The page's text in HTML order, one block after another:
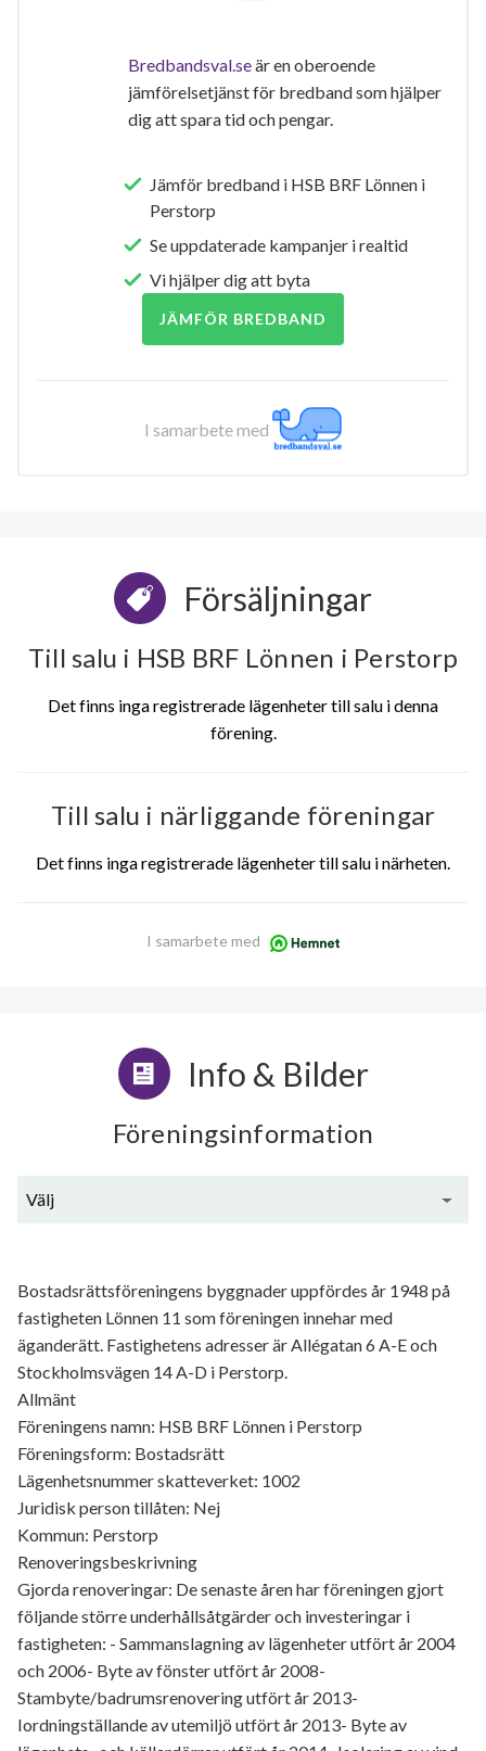
Bredbandsval.seär en oberoende
jämförelsetjänst för bredband som hjälper
dig att spara tid och pengar.
Jämför bredband i HSB BRF Lönnen i
Perstorp
Se uppdaterade kampanjer i realtid
Vi hjälper dig att byta
JÄMFÖR BREDBAND
I samarbete med
Försäljningar
Till salu i HSB BRF Lönnen i Perstorp
Det finns inga registrerade lägenheter till salu i denna
förening.
Till salu i närliggande föreningar
Det finns inga registrerade lägenheter till salu i närheten.
I samarbete med
Info & Bilder
Föreningsinformation
Välj
Bostadsrättsföreningens byggnader uppfördes år 1948 på
fastigheten Lönnen 11 som föreningen innehar med
äganderätt. Fastighetens adresser är Allégatan 6 A-E och
Stockholmsvägen 14 A-D i Perstorp.
Allmänt
Föreningens namn: HSB BRF Lönnen i Perstorp
Föreningsform: Bostadsrätt
Lägenhetsnummer skatteverket: 1002
Juridisk person tillåten: Nej
Kommun: Perstorp
Renoveringsbeskrivning
Gjorda renoveringar: De senaste åren har föreningen gjort
följande större underhållsåtgärder och investeringar i
fastigheten: - Sammanslagning av lägenheter utfört år 2004
och 2006- Byte av fönster utfört år 2008-
Stambyte/badrumsrenovering utfört år 2013-
Iordningställande av utemiljö utfört år 2013- Byte av